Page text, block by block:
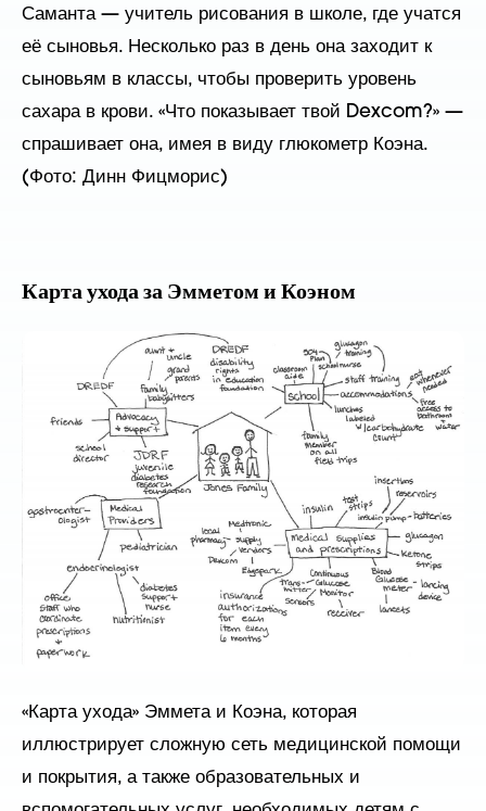
Саманта — учитель рисования в школе, где учатся
её сыновья. Несколько раз в день она заходит к
сыновьям в классы, чтобы проверить уровень
сахара в крови. «Что показывает твой Dexcom?» —
спрашивает она, имея в виду глюкометр Коэна.
(Фото: Динн Фицморис)
Карта ухода за Эмметом и Коэном
«Карта ухода» Эммета и Коэна, которая
иллюстрирует сложную сеть медицинской помощи
и покрытия, а также образовательных и